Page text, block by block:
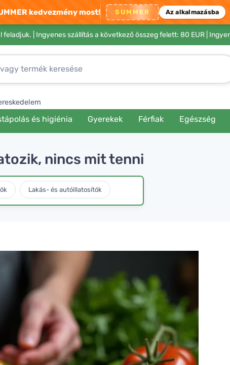
kedvezmény most! SUMMER Az alkalmazásba
| Ingyenes szállítás a következő összeg felett: 80 EUR |
és higiénia Gyerekek Férfiak Egészség
nincs mit tenni
Lakás- és autóillatosítók